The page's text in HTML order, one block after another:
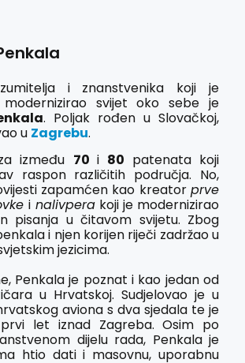
i znanstvenika koji je
svijet oko sebe je
. Poljak rođen u Slovačkoj,
u Zagrebu.
između 70 i 80 patenata koji
raspon različitih područja. No,
zapamćen kao kreator prve
i nalivperakoji je modernizirao
pisanja u čitavom svijetu. Zbog
i njen korijen riječi zadržao u
jezicima.
Penkala je poznat i kao jedan od
u Hrvatskoj. Sudjelovao je u
aviona s dva sjedala te je
let iznad Zagreba. Osim po
dijelu rada, Penkala je
htio dati i masovnu, uporabnu